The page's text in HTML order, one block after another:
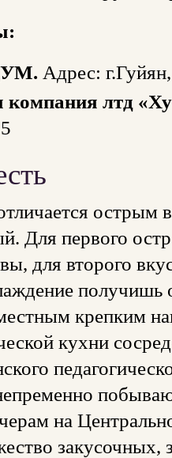
Адрес:
компания лтд
Для первого
для второго
получишь
крепким
кухни
на
закусочных,